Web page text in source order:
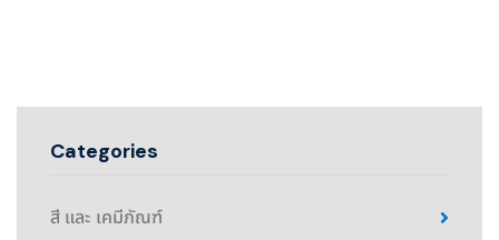
Categories
สี และ เคมีภัณฑ์